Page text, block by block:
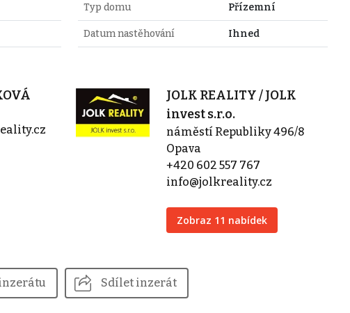
Typ domu Přízemní
Datum nastěhování Ihned
JOLK REALITY / JOLK
invest s.r.o.
náměstí Republiky 496/8
Opava
+420 602 557 767
info@jolkreality.cz
Zobraz 11 nabídek
Sdílet inzerát